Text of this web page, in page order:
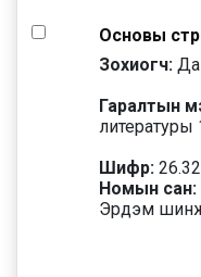
Основы
Зохиогч:
Гаралтын
литературы
Шифр:
Номын сан:
Эрдэм